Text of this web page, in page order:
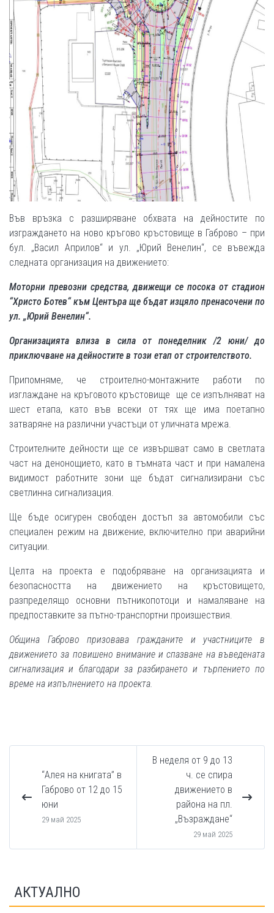
Във връзка с разширяване обхвата на дейностите по
изграждането на ново кръгово кръстовище в Габрово – при
бул. „Васил Априлов“ и ул. „Юрий Венелин“, се въвежда
следната организация на движението:
Моторни превозни средства, движещи се посока от стадион
“Христо Ботев“ към Центъра ще бъдат изцяло пренасочени по
ул. „Юрий Венелин“.
Организацията влиза в сила от понеделник /2 юни/ до
приключване на дейностите в този етап от строителството.
Припомняме, че строително-монтажните работи по
изглаждане на кръговото кръстовище ще се изпълняват на
шест етапа, като във всеки от тях ще има поетапно
затваряне на различни участъци от уличната мрежа.
Строителните дейности ще се извършват само в светлата
част на денонощието, като в тъмната част и при намалена
видимост работните зони ще бъдат сигнализирани със
светлинна сигнализация.
Ще бъде осигурен свободен достъп за автомобили със
специален режим на движение, включително при аварийни
ситуации.
Целта на проекта е подобряване на организацията и
безопасността на движението на кръстовището,
разпределящо основни пътникопотоци и намаляване на
предпоставките за пътно-транспортни произшествия.
Община Габрово призовава гражданите и участниците в
движението за повишено внимание и спазване на въведената
сигнализацияи благодари за разбирането и търпението по
време на изпълнението на проекта.
“Алея на книгата” в
Габрово от 12 до 15
юни
29 май 2025
В неделя от 9 до 13
ч. се спира
движението в
района на пл.
„Възраждане“
29 май 2025
АКТУАЛНО